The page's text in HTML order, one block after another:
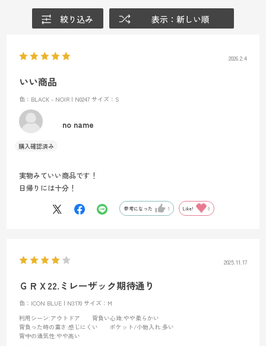
絞り込み 表示：新しい順
2026.2.4
いい商品
色：BLACK - NOIR | N0247 サイズ：S
no name
実物みていい商品です！
日帰りには十分！
参考になった 1 Like! 0
2025.11.17
ＧＲＸ22.ミレーザック期待通り
色：ICON BLUE | N3170 サイズ：M
利用シーン:アウトドア 背負い心地:やや柔らかい
背負った時の重さ:感じにくい ポケット/小物入れ:多い
背中の通気性:やや高い